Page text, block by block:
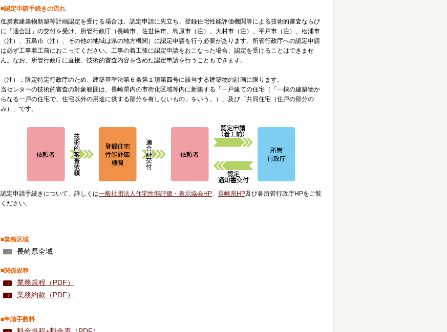
■認定申請手続きの流れ
低炭素建築物新築等計画認定を受ける場合は、認定申請に先立ち、登録住宅性能評価機関等による技術的審査ならび
に「適合証」の交付を受け、所管行政庁（長崎市、佐世保市、島原市（注）、大村市（注）、平戸市（注）、松浦市
（注）、五島市（注）、その他の地域は県の地方機関）に認定申請を行う必要があります。所管行政庁への認定申請
は必ず工事着工前におこってください。工事の着工後に認定申請をおこなった場合、認定を受けることはできませ
ん。なお、所管行政庁に直接、技術的審査内容を含めた認定申請を行うこともできます。
（注）：限定特定行政庁のため、建築基準法第６条第１項第四号に該当する建築物の計画に限ります。
当センターの技術的審査の対象範囲は、長崎県内の市街化区域等内に新築する「一戸建ての住宅（「一棟の建築物か
らなる一戸の住宅で、住宅以外の用途に供する部分を有しないもの」をいう。）」及び「共同住宅（住戸の部分の
み）」です。
認定申請手続きについて、詳しくは一般社団法人住宅性能評価・表示協会HP、 長崎県HP及び各所管行政庁HPをご覧
ください。
■業務区域
長崎県全域
■関係規程
業務規程（PDF）
業務約款（PDF）
■申請手数料